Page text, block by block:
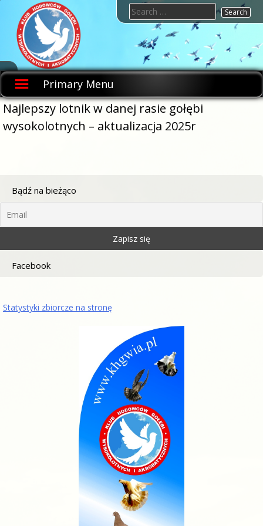
content
KHGWIA.PL
Klub
hodowców
gołębi
wysokolotnych
i
akrobatycznych
Primary Menu
Search
for:
Najlepszy lotnik w danej rasie gołębi
wysokolotnych – aktualizacja 2025r
Bądź na bieżąco
Facebook
Statystyki zbiorcze na stronę